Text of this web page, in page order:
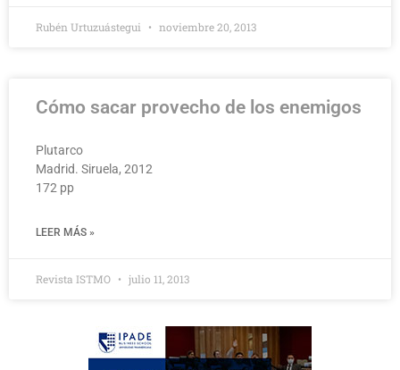
Rubén Urtuzuástegui noviembre 20, 2013
Cómo sacar provecho de los enemigos
Plutarco
Madrid. Siruela, 2012
172 pp
LEER MÁS »
Revista ISTMO julio 11, 2013